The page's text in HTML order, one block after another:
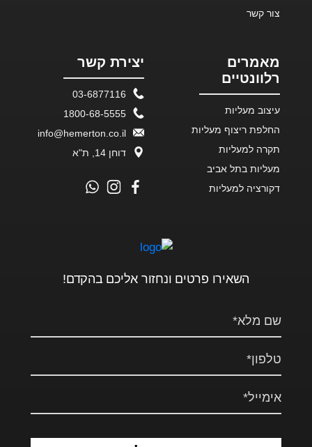
צור קשר
מאמרים
רלוונטיים
עיצוב מעליות
החלפת ריצוף מעליות
תקרה למעליות
מעליות בתל אביב
דקורציה למעליות
יצירת קשר
03-6877116
1800-68-5555
info@hemerton.co.il
דוחן 14, ת"א
השאירו פרטים ונחזור אליכם בהקדם!